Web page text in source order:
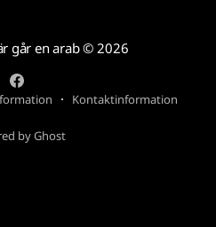
går en arab© 2026
Kontaktinformation
by Ghost